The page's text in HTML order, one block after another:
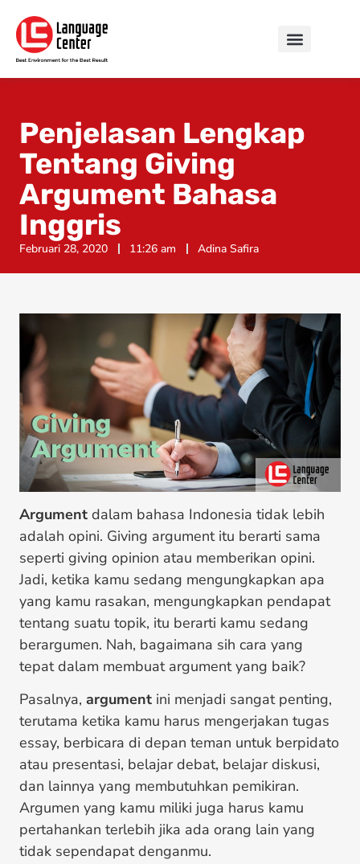
Penjelasan Lengkap
Tentang Giving
Argument Bahasa
Inggris
Februari 28, 2020 11:26 am Adina Safira
Argument dalam bahasa Indonesia tidak lebih
adalah opini. Giving argument itu berarti sama
seperti giving opinion atau memberikan opini.
Jadi, ketika kamu sedang mengungkapkan apa
yang kamu rasakan, mengungkapkan pendapat
tentang suatu topik, itu berarti kamu sedang
berargumen. Nah, bagaimana sih cara yang
tepat dalam membuat argument yang baik?
Pasalnya, argument ini menjadi sangat penting,
terutama ketika kamu harus mengerjakan tugas
essay, berbicara di depan teman untuk berpidato
atau presentasi, belajar debat, belajar diskusi,
dan lainnya yang membutuhkan pemikiran.
Argumen yang kamu miliki juga harus kamu
pertahankan terlebih jika ada orang lain yang
tidak sependapat denganmu.